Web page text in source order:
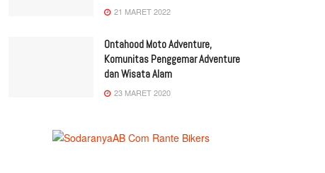
21 MARET 2022
Ontahood Moto Adventure,
Komunitas Penggemar Adventure
dan Wisata Alam
23 MARET 2020